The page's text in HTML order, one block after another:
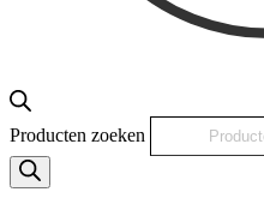
Producten zoeken